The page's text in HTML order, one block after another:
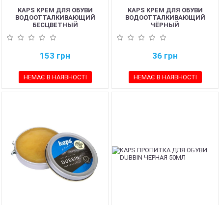
KAPS КРЕМ ДЛЯ ОБУВИ
ВОДООТТАЛКИВАЮЩИЙ
БЕСЦВЕТНЫЙ
153 грн
НЕМАЄ В НАЯВНОСТІ
KAPS КРЕМ ДЛЯ ОБУВИ
ВОДООТТАЛКИВАЮЩИЙ
ЧЁРНЫЙ
36 грн
НЕМАЄ В НАЯВНОСТІ